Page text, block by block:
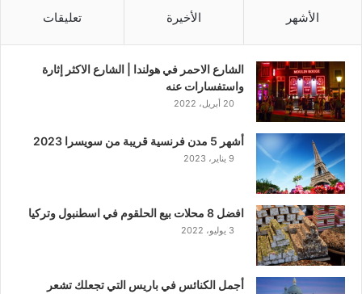
الأشهر الأخيرة تعليقات
الشارع الاحمر في هولندا | الشارع الاكثر إثارة
واستفسارات عنه
20 أبريل، 2022
أشهر 5 مدن فرنسية قريبة من سويسرا 2023
9 يناير، 2023
افضل 8 محلات بيع الحلقوم في اسطنبول وتركيا
3 يوليو، 2022
أجمل الكنائس في باريس التي تجعلك تشعر